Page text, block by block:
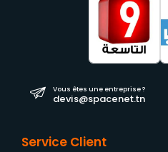
Vous êtes une entreprise ?
devis@spacenet.tn
Service Client